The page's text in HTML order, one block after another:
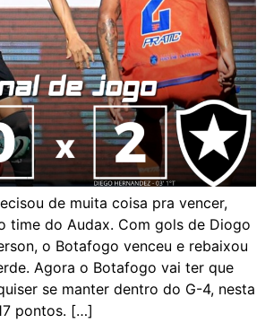
de muita coisa pra vencer,
time do Audax. Com gols de Diogo
o Botafogo venceu e rebaixou
Agora o Botafogo vai ter que
se manter dentro do G-4, nesta
pontos. […]